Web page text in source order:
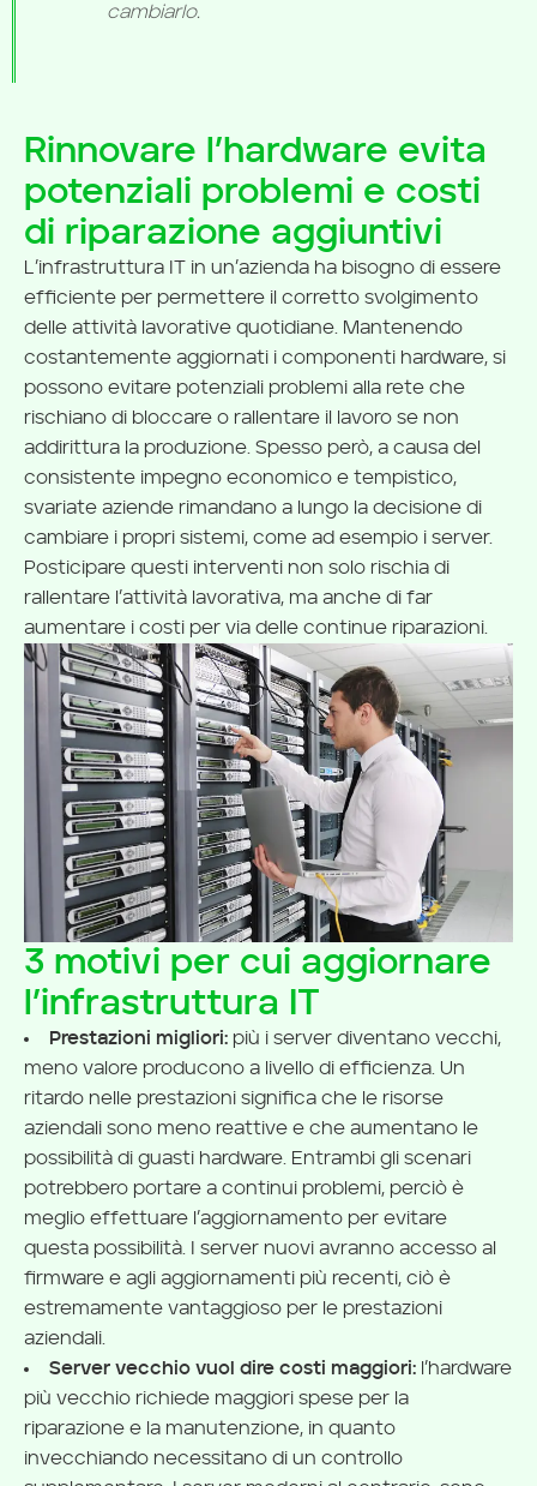
cambiarlo.
Rinnovare l’hardware evita
potenziali problemi e costi
di riparazione aggiuntivi
L’infrastruttura IT in un’azienda ha bisogno di essere
efficiente per permettere il corretto svolgimento
delle attività lavorative quotidiane. Mantenendo
costantemente aggiornati i componenti hardware, si
possono evitare potenziali problemi alla rete che
rischiano di bloccare o rallentare il lavoro se non
addirittura la produzione. Spesso però, a causa del
consistente impegno economico e tempistico,
svariate aziende rimandano a lungo la decisione di
cambiare i propri sistemi, come ad esempio i server.
Posticipare questi interventi non solo rischia di
rallentare l’attività lavorativa, ma anche di far
aumentare i costi per via delle continue riparazioni.
3 motivi per cui aggiornare
l’infrastruttura IT
Prestazioni migliori: più i server diventano vecchi,
meno valore producono a livello di efficienza. Un
ritardo nelle prestazioni significa che le risorse
aziendali sono meno reattive e che aumentano le
possibilità di guasti hardware. Entrambi gli scenari
potrebbero portare a continui problemi, perciò è
meglio effettuare l’aggiornamento per evitare
questa possibilità. I server nuovi avranno accesso al
firmware e agli aggiornamenti più recenti, ciò è
estremamente vantaggioso per le prestazioni
aziendali.
Server vecchio vuol dire costi maggiori: l’hardware
più vecchio richiede maggiori spese per la
riparazione e la manutenzione, in quanto
invecchiando necessitano di un controllo